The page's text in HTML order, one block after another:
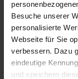
Besuche unserer
personalisierte
Webseite für Sie
verbessern. Dazu
eindeutige
und speichern
Serie: GRM2